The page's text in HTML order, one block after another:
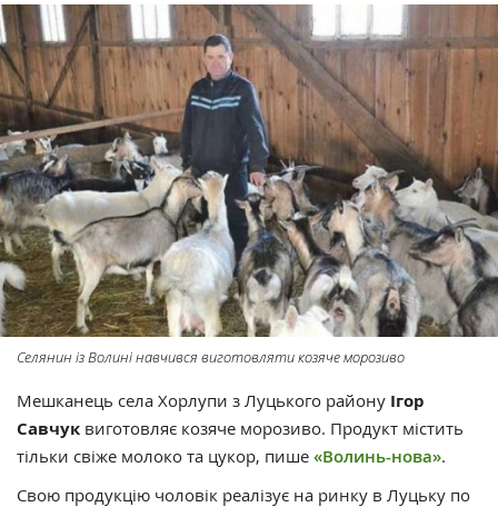
Селянин із Волині навчився виготовляти козяче морозиво
Мешканець села Хорлупи з Луцького району Ігор
Савчук виготовляє козяче морозиво. Продукт містить
тільки свіже молоко та цукор, пише «Волинь-нова».
Свою продукцію чоловік реалізує на ринку в Луцьку по